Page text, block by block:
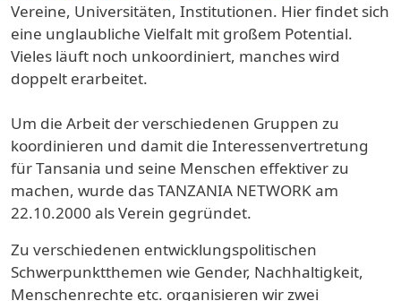
Vereine, Universitäten, Institutionen. Hier findet sich
eine unglaubliche Vielfalt mit großem Potential.
Vieles läuft noch unkoordiniert, manches wird
doppelt erarbeitet.
Um die Arbeit der verschiedenen Gruppen zu
koordinieren und damit die Interessenvertretung
für Tansania und seine Menschen effektiver zu
machen, wurde das TANZANIA NETWORK am
22.10.2000 als Verein gegründet.
Zu verschiedenen entwicklungspolitischen
Schwerpunktthemen wie Gender, Nachhaltigkeit,
Menschenrechte etc. organisieren wir zwei